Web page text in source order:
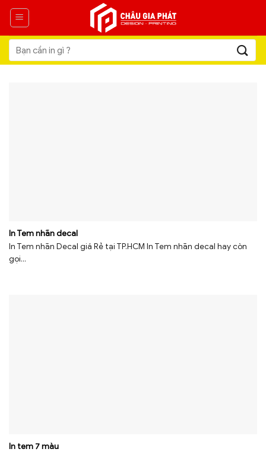
Skip
content
Tìm
kiếm:
In Tem nhãn decal
In Tem nhãn Decal giá Rẻ tại TP.HCM In Tem nhãn decal hay còn
gọi...
In tem 7 màu